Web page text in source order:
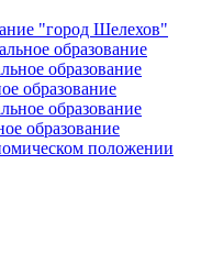
"город Шелехов"
образование
образование
образование
образование
образование
положении